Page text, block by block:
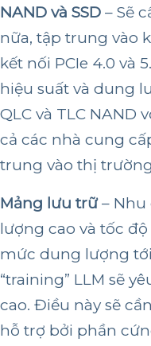
NAND và SSD – Sẽ
nữa, tập trung vào
kết nối PCIe 4.0 và
hiệu suất và dung
QLC và TLC NAND
cả các nhà cung
trung vào thị
Mảng lưu trữ– Nhu
lượng cao và tốc độ
mức dung lượng
“training” LLM sẽ
cao. Điều này sẽ
hỗ trợ bởi phần